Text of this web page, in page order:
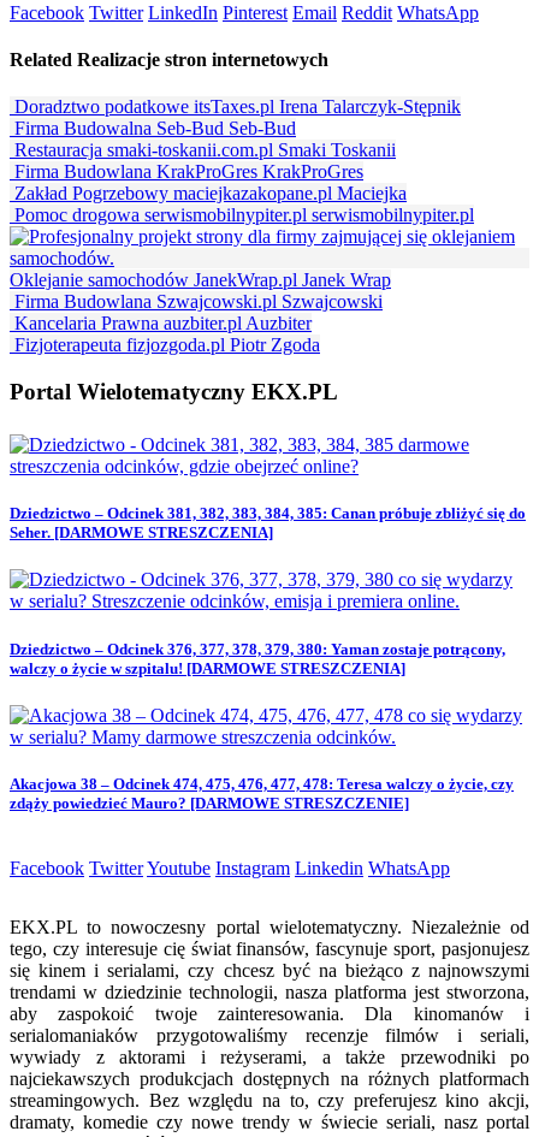
Facebook Twitter LinkedIn Pinterest Email Reddit WhatsApp
Related Realizacje stron internetowych
Doradztwo podatkowe itsTaxes.pl Irena Talarczyk-Stępnik
Firma Budowalna Seb-Bud Seb-Bud
Restauracja smaki-toskanii.com.pl Smaki Toskanii
Firma Budowlana KrakProGres KrakProGres
Zakład Pogrzebowy maciejkazakopane.pl Maciejka
Pomoc drogowa serwismobilnypiter.pl serwismobilnypiter.pl
Oklejanie samochodów JanekWrap.pl Janek Wrap
Firma Budowlana Szwajcowski.pl Szwajcowski
Kancelaria Prawna auzbiter.pl Auzbiter
Fizjoterapeuta fizjozgoda.pl Piotr Zgoda
Portal Wielotematyczny EKX.PL
Dziedzictwo – Odcinek 381, 382, 383, 384, 385: Canan próbuje zbliżyć się do
Seher. [DARMOWE STRESZCZENIA]
Dziedzictwo – Odcinek 376, 377, 378, 379, 380: Yaman zostaje potrącony,
walczy o życie w szpitalu! [DARMOWE STRESZCZENIA]
Akacjowa 38 – Odcinek 474, 475, 476, 477, 478: Teresa walczy o życie, czy
zdąży powiedzieć Mauro? [DARMOWE STRESZCZENIE]
Facebook TwitterYoutube Instagram Linkedin WhatsApp
EKX.PL to nowoczesny portal wielotematyczny. Niezależnie od
tego, czy interesuje cię świat finansów, fascynuje sport, pasjonujesz
się kinem i serialami, czy chcesz być na bieżąco z najnowszymi
trendami w dziedzinie technologii, nasza platforma jest stworzona,
aby zaspokoić twoje zainteresowania. Dla kinomanów i
serialomaniaków przygotowaliśmy recenzje filmów i seriali,
wywiady z aktorami i reżyserami, a także przewodniki po
najciekawszych produkcjach dostępnych na różnych platformach
streamingowych. Bez względu na to, czy preferujesz kino akcji,
dramaty, komedie czy nowe trendy w świecie seriali, nasz portal